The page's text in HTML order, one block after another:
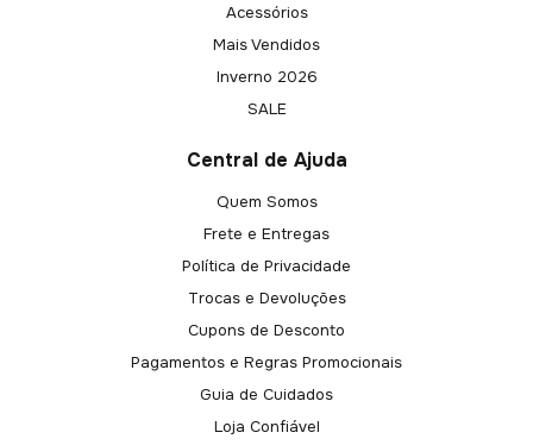
Acessórios
Mais Vendidos
Inverno 2026
SALE
Central de Ajuda
Quem Somos
Frete e Entregas
Política de Privacidade
Trocas e Devoluções
Cupons de Desconto
Pagamentos e Regras Promocionais
Guia de Cuidados
Loja Confiável